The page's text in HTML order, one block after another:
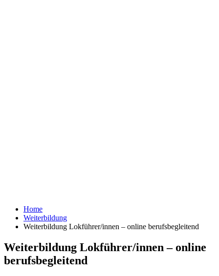
Home
Weiterbildung
Weiterbildung Lokführer/innen – online berufsbegleitend
Weiterbildung Lokführer/innen – online
berufsbegleitend